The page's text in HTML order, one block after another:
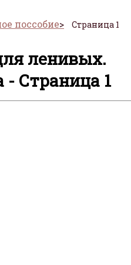
поссобие Страница 1
ленивых.
- Страница 1